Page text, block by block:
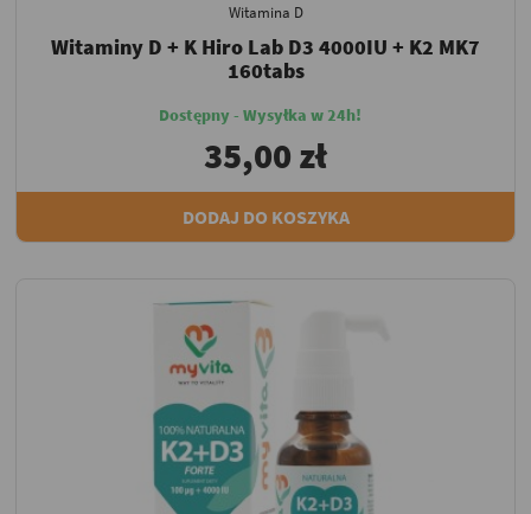
Witamina D
Witaminy D + K Hiro Lab D3 4000IU + K2 MK7
160tabs
Dostępny - Wysyłka w 24h!
35,00 zł
DODAJ DO KOSZYKA